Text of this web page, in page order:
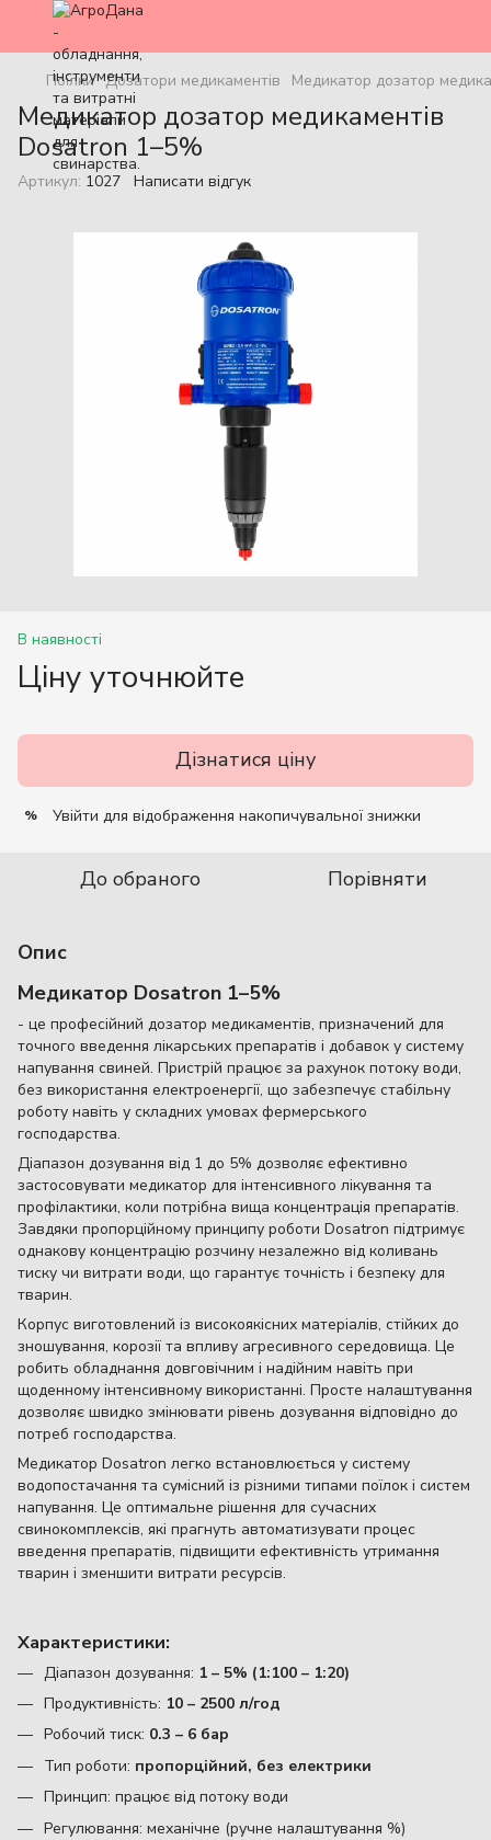
Поїлки Дозатори медикаментів Медикатор дозатор
Медикатор дозатор медикаментів
Dosatron 1–5%
Артикул: 1027 Написати відгук
В наявності
Ціну уточнюйте
Дізнатися ціну
% Увійти для відображення накопичувальної знижки
До обраного Порівняти
Опис
Медикатор Dosatron 1–5%
- це професійний дозатор медикаментів, призначений для
точного введення лікарських препаратів і добавок у систему
напування свиней. Пристрій працює за рахунок потоку води,
без використання електроенергії, що забезпечує стабільну
роботу навіть у складних умовах фермерського
господарства.
Діапазон дозування від 1 до 5% дозволяє ефективно
застосовувати медикатор для інтенсивного лікування та
профілактики, коли потрібна вища концентрація препаратів.
Завдяки пропорційному принципу роботи Dosatron підтримує
однакову концентрацію розчину незалежно від коливань
тиску чи витрати води, що гарантує точність і безпеку для
тварин.
Корпус виготовлений із високоякісних матеріалів, стійких до
зношування, корозії та впливу агресивного середовища. Це
робить обладнання довговічним і надійним навіть при
щоденному інтенсивному використанні. Просте налаштування
дозволяє швидко змінювати рівень дозування відповідно до
потреб господарства.
Медикатор Dosatron легко встановлюється у систему
водопостачання та сумісний із різними типами поїлок і систем
напування. Це оптимальне рішення для сучасних
свинокомплексів, які прагнуть автоматизувати процес
введення препаратів, підвищити ефективність утримання
тварин і зменшити витрати ресурсів.
Характеристики:
Діапазон дозування: 1 – 5% (1:100 – 1:20)
Продуктивність: 10 – 2500 л/год
Робочий тиск: 0.3 – 6 бар
Тип роботи: пропорційний, без електрики
Принцип: працює від потоку води
Регулювання: механічне (ручне налаштування %)